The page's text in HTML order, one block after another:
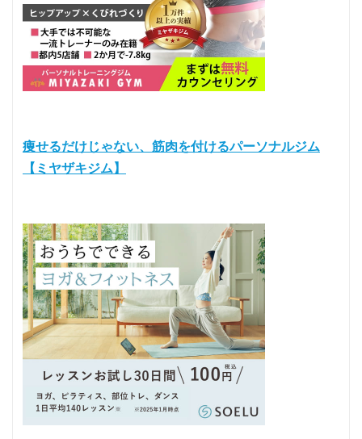
痩せるだけじゃない、筋肉を付けるパーソナルジム
【ミヤザキジム】